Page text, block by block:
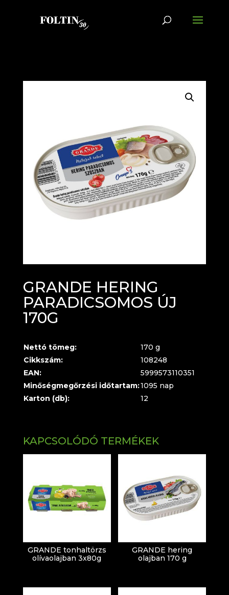
GRANDE HERING
PARADICSOMOS ÚJ
170G
Nettó tömeg:
170 g
Cikkszám:
108248
EAN:
5999573110351
Minőségmegőrzési időtartam:1095 nap
Karton (db):
12
KAPCSOLÓDÓ TERMÉKEK
GRANDE tonhaltörzs
olívaolajban 3x80g
GRANDE hering
olajban 170 g